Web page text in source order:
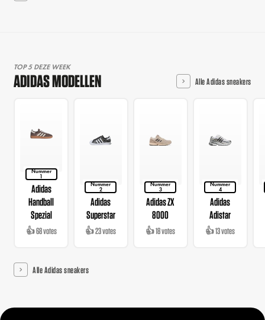
TOP 5 DEZE WEEK
ADIDAS MODELLEN Alle Adidas sneakers
Nummer
1
Adidas
Handball
Spezial
👍 68 votes
Nummer
2
Adidas
Superstar
👍 23 votes
Nummer
3
Adidas ZX
8000
👍 18 votes
Nummer
4
Adidas
Adistar
👍 13 votes
Alle Adidas sneakers